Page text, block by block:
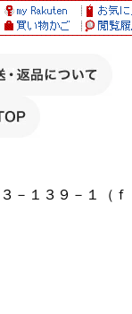
－１３９－１（ｆ